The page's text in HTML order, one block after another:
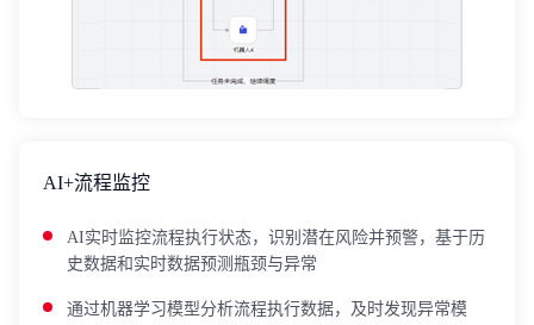
AI+流程监控
AI实时监控流程执行状态，识别潜在风险并预警，基于历
史数据和实时数据预测瓶颈与异常
通过机器学习模型分析流程执行数据，及时发现异常模